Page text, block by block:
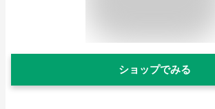
ショップでみる